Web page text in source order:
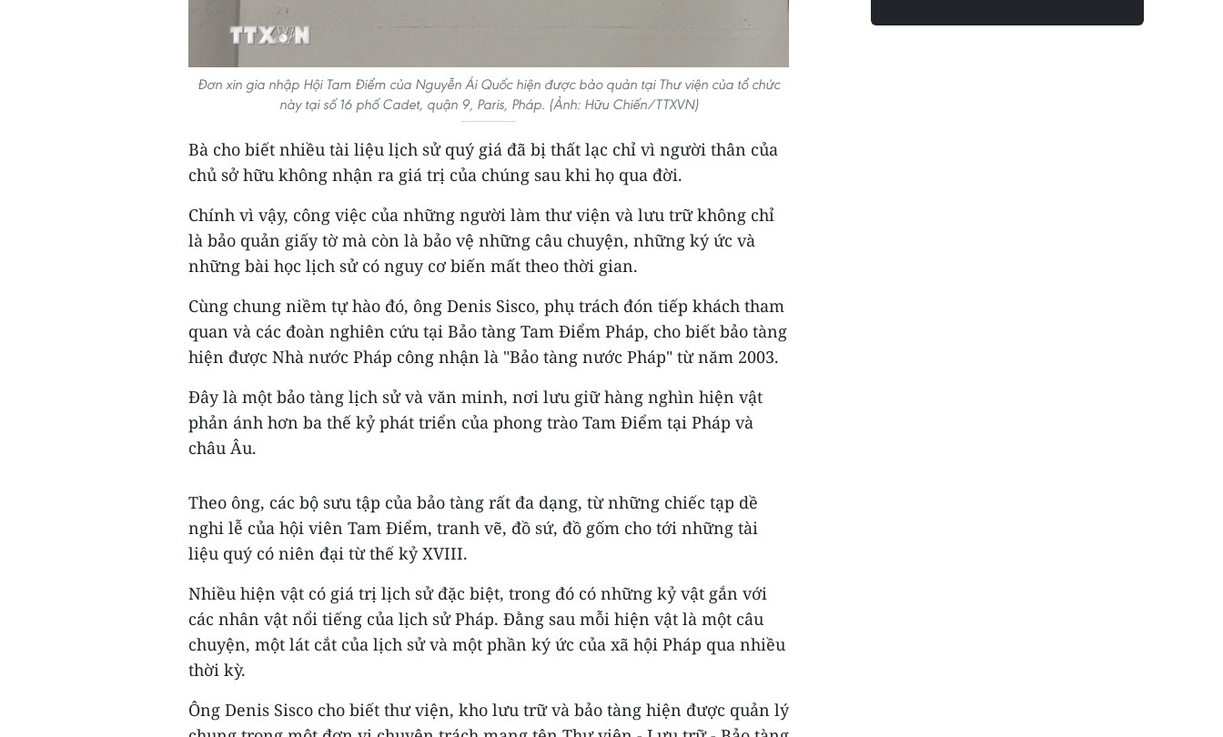
Đơn xin gia nhập Hội Tam Điểm của Nguyễn Ái Quốc hiện được bảo quản tại Thư viện của tổ chức
này tại số 16 phố Cadet, quận 9, Paris, Pháp. (Ảnh: Hữu Chiến/TTXVN)
Bà cho biết nhiều tài liệu lịch sử quý giá đã bị thất lạc chỉ vì người thân của
chủ sở hữu không nhận ra giá trị của chúng sau khi họ qua đời.
Chính vì vậy, công việc của những người làm thư viện và lưu trữ không chỉ
là bảo quản giấy tờ mà còn là bảo vệ những câu chuyện, những ký ức và
những bài học lịch sử có nguy cơ biến mất theo thời gian.
Cùng chung niềm tự hào đó, ông Denis Sisco, phụ trách đón tiếp khách tham
quan và các đoàn nghiên cứu tại Bảo tàng Tam Điểm Pháp, cho biết bảo tàng
hiện được Nhà nước Pháp công nhận là "Bảo tàng nước Pháp" từ năm 2003.
Đây là một bảo tàng lịch sử và văn minh, nơi lưu giữ hàng nghìn hiện vật
phản ánh hơn ba thế kỷ phát triển của phong trào Tam Điểm tại Pháp và
châu Âu.
Theo ông, các bộ sưu tập của bảo tàng rất đa dạng, từ những chiếc tạp dề
nghi lễ của hội viên Tam Điểm, tranh vẽ, đồ sứ, đồ gốm cho tới những tài
liệu quý có niên đại từ thế kỷ XVIII.
Nhiều hiện vật có giá trị lịch sử đặc biệt, trong đó có những kỷ vật gắn với
các nhân vật nổi tiếng của lịch sử Pháp. Đằng sau mỗi hiện vật là một câu
chuyện, một lát cắt của lịch sử và một phần ký ức của xã hội Pháp qua nhiều
thời kỳ.
Ông Denis Sisco cho biết thư viện, kho lưu trữ và bảo tàng hiện được quản lý